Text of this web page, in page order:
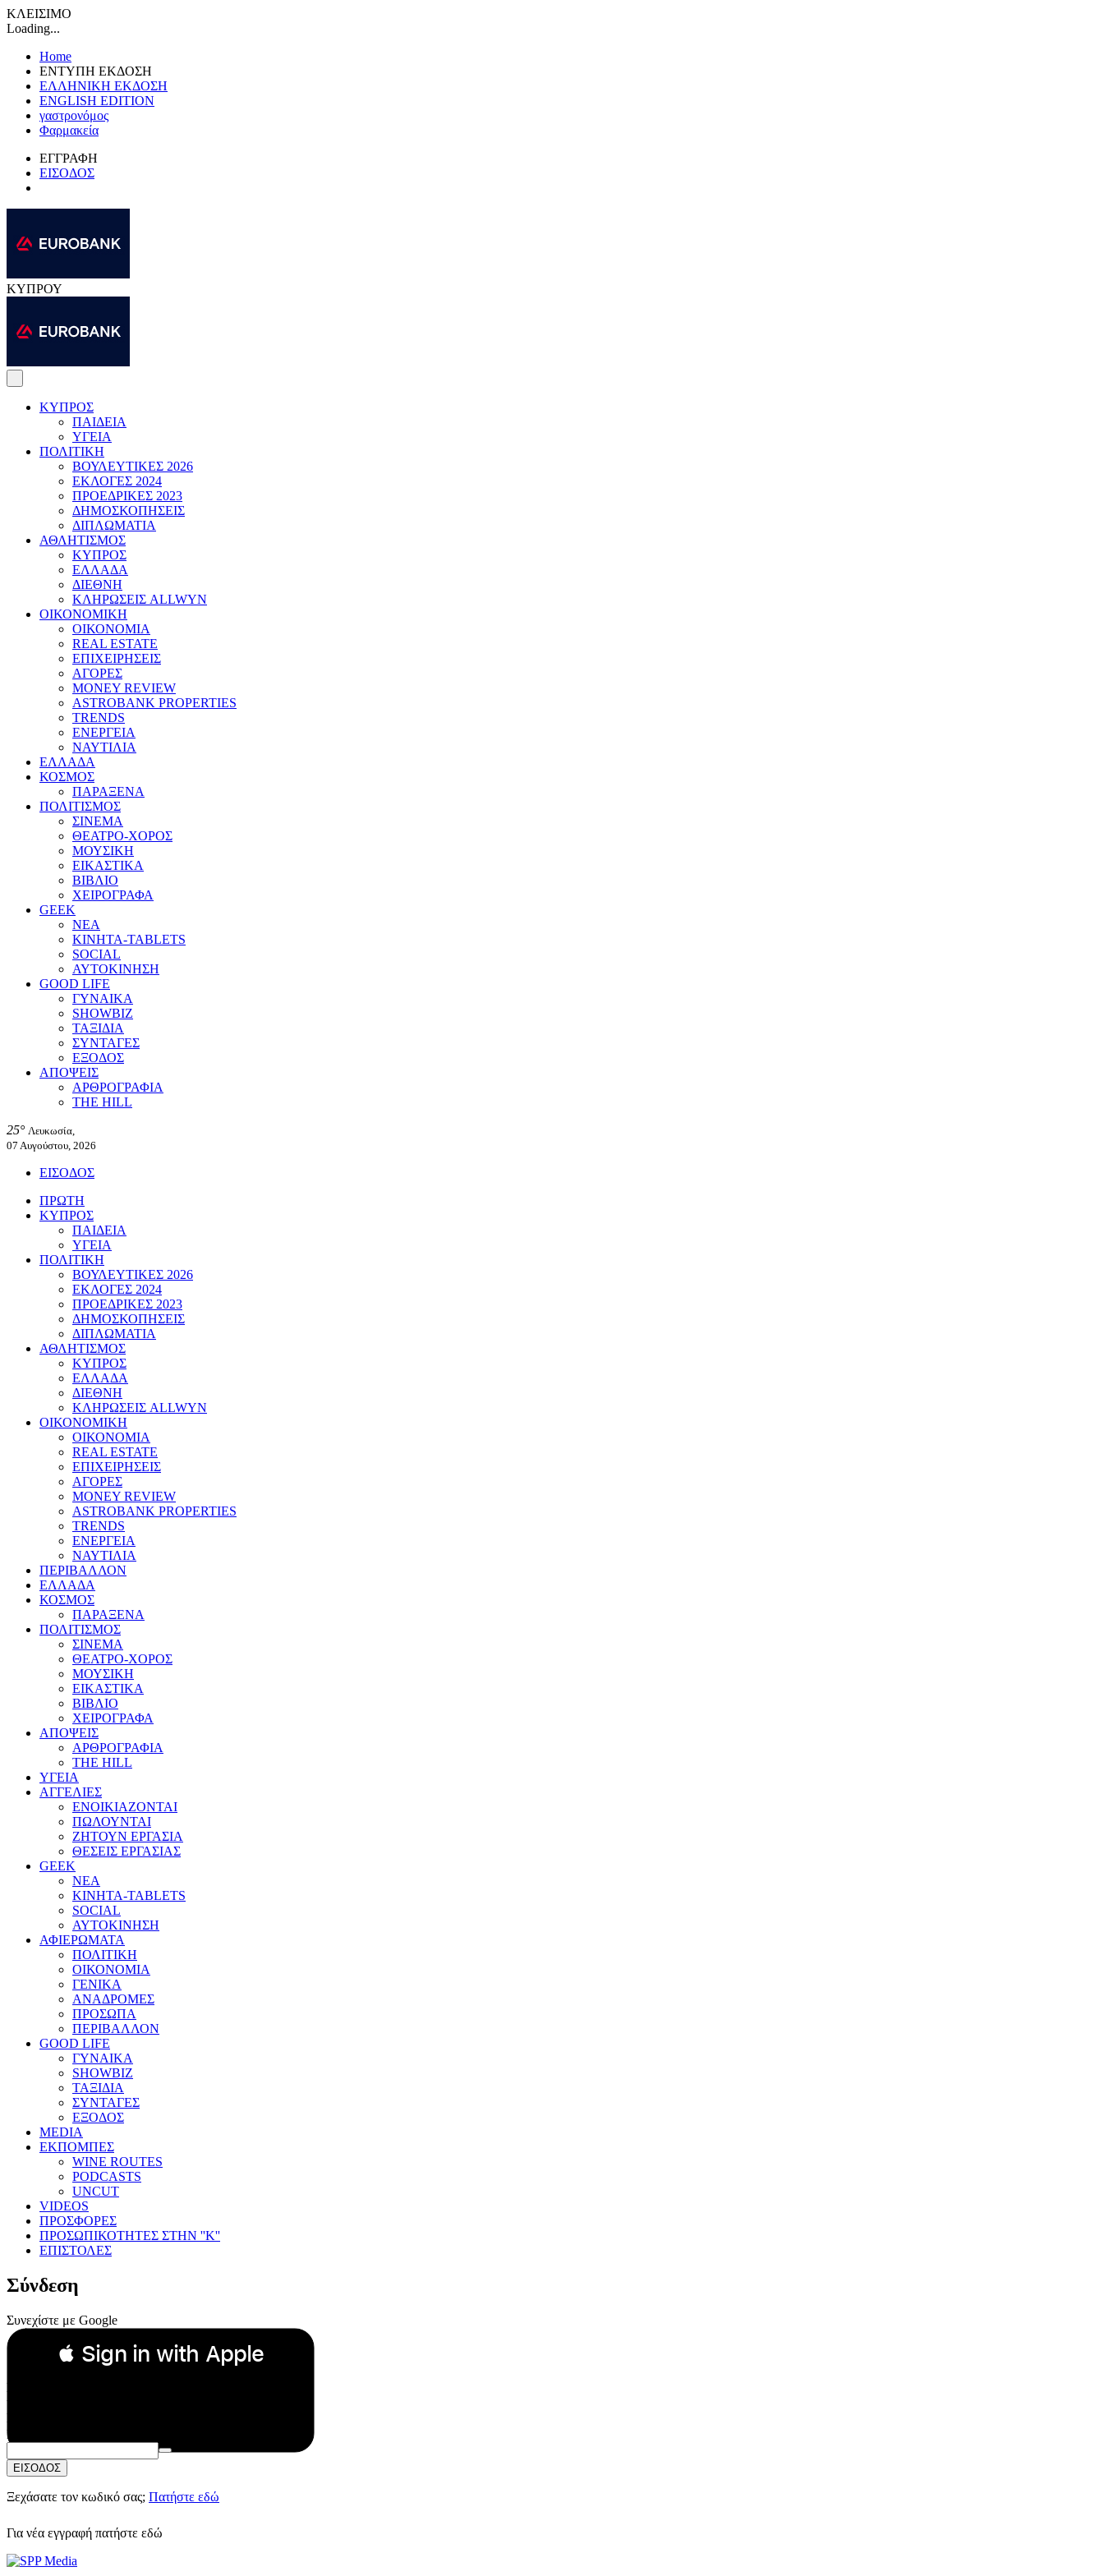
ΚΛΕΙΣΙΜΟ
Loading...
Home
ΕΝΤΥΠΗ ΕΚΔΟΣΗ
ΕΛΛΗΝΙΚΗ ΕΚΔΟΣΗ
ENGLISH EDITION
γαστρονόμος
Φαρμακεία
ΕΓΓΡΑΦΗ
ΕΙΣΟΔΟΣ
ΚΥΠΡΟΥ
ΚΥΠΡΟΣ
ΠΑΙΔΕΙΑ
ΥΓΕΙΑ
ΠΟΛΙΤΙΚΗ
ΒΟΥΛΕΥΤΙΚΕΣ 2026
ΕΚΛΟΓΕΣ 2024
ΠΡΟΕΔΡΙΚΕΣ 2023
ΔΗΜΟΣΚΟΠΗΣΕΙΣ
ΔΙΠΛΩΜΑΤΙΑ
ΑΘΛΗΤΙΣΜΟΣ
ΚΥΠΡΟΣ
ΕΛΛΑΔΑ
ΔΙΕΘΝΗ
ΚΛΗΡΩΣΕΙΣ ALLWYN
ΟΙΚΟΝΟΜΙΚΗ
ΟΙΚΟΝΟΜΙΑ
REAL ESTATE
ΕΠΙΧΕΙΡΗΣΕΙΣ
ΑΓΟΡΕΣ
MONEY REVIEW
ASTROBANK PROPERTIES
TRENDS
ΕΝΕΡΓΕΙΑ
ΝΑΥΤΙΛΙΑ
ΕΛΛΑΔΑ
ΚΟΣΜΟΣ
ΠΑΡΑΞΕΝΑ
ΠΟΛΙΤΙΣΜΟΣ
ΣΙΝΕΜΑ
ΘΕΑΤΡΟ-ΧΟΡΟΣ
ΜΟΥΣΙΚΗ
ΕΙΚΑΣΤΙΚΑ
ΒΙΒΛΙΟ
ΧΕΙΡΟΓΡΑΦΑ
GEEK
ΝΕΑ
ΚΙΝΗΤΑ-TABLETS
SOCIAL
ΑΥΤΟΚΙΝΗΣΗ
GOOD LIFE
ΓΥΝΑΙΚΑ
SHOWBIZ
ΤΑΞΙΔΙΑ
ΣΥΝΤΑΓΕΣ
ΕΞΟΔΟΣ
ΑΠΟΨΕΙΣ
ΑΡΘΡΟΓΡΑΦΙΑ
THE HILL
25° Λευκωσία,
07 Αυγούστου, 2026
ΕΙΣΟΔΟΣ
ΠΡΩΤΗ
ΚΥΠΡΟΣ
ΠΑΙΔΕΙΑ
ΥΓΕΙΑ
ΠΟΛΙΤΙΚΗ
ΒΟΥΛΕΥΤΙΚΕΣ 2026
ΕΚΛΟΓΕΣ 2024
ΠΡΟΕΔΡΙΚΕΣ 2023
ΔΗΜΟΣΚΟΠΗΣΕΙΣ
ΔΙΠΛΩΜΑΤΙΑ
ΑΘΛΗΤΙΣΜΟΣ
ΚΥΠΡΟΣ
ΕΛΛΑΔΑ
ΔΙΕΘΝΗ
ΚΛΗΡΩΣΕΙΣ ALLWYN
ΟΙΚΟΝΟΜΙΚΗ
ΟΙΚΟΝΟΜΙΑ
REAL ESTATE
ΕΠΙΧΕΙΡΗΣΕΙΣ
ΑΓΟΡΕΣ
MONEY REVIEW
ASTROBANK PROPERTIES
TRENDS
ΕΝΕΡΓΕΙΑ
ΝΑΥΤΙΛΙΑ
ΠΕΡΙΒΑΛΛΟΝ
ΕΛΛΑΔΑ
ΚΟΣΜΟΣ
ΠΑΡΑΞΕΝΑ
ΠΟΛΙΤΙΣΜΟΣ
ΣΙΝΕΜΑ
ΘΕΑΤΡΟ-ΧΟΡΟΣ
ΜΟΥΣΙΚΗ
ΕΙΚΑΣΤΙΚΑ
ΒΙΒΛΙΟ
ΧΕΙΡΟΓΡΑΦΑ
ΑΠΟΨΕΙΣ
ΑΡΘΡΟΓΡΑΦΙΑ
THE HILL
ΥΓΕΙΑ
ΑΓΓΕΛΙΕΣ
ΕΝΟΙΚΙΑΖΟΝΤΑΙ
ΠΩΛΟΥΝΤΑΙ
ΖΗΤΟΥΝ ΕΡΓΑΣΙΑ
ΘΕΣΕΙΣ ΕΡΓΑΣΙΑΣ
GEEK
ΝΕΑ
ΚΙΝΗΤΑ-TABLETS
SOCIAL
ΑΥΤΟΚΙΝΗΣΗ
ΑΦΙΕΡΩΜΑΤΑ
ΠΟΛΙΤΙΚΗ
ΟΙΚΟΝΟΜΙΑ
ΓΕΝΙΚΑ
ΑΝΑΔΡΟΜΕΣ
ΠΡΟΣΩΠΑ
ΠΕΡΙΒΑΛΛΟΝ
GOOD LIFE
ΓΥΝΑΙΚΑ
SHOWBIZ
ΤΑΞΙΔΙΑ
ΣΥΝΤΑΓΕΣ
ΕΞΟΔΟΣ
MEDIA
ΕΚΠΟΜΠΕΣ
WINE ROUTES
PODCASTS
UNCUT
VIDEOS
ΠΡΟΣΦΟΡΕΣ
ΠΡΟΣΩΠΙΚΟΤΗΤΕΣ ΣΤΗΝ ''Κ''
ΕΠΙΣΤΟΛΕΣ
Σύνδεση
Συνεχίστε με Google
 Sign in with Apple
Συνεχίστε με Apple
ή
Email:
Κωδικός Πρόσβασης:
ΕΙΣΟΔΟΣ
Ξεχάσατε τον κωδικό σας; Πατήστε εδώ
Για νέα εγγραφή πατήστε εδώ